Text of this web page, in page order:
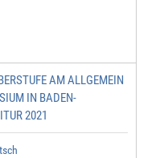
AM ALLGEMEIN
IN BADEN-
2021